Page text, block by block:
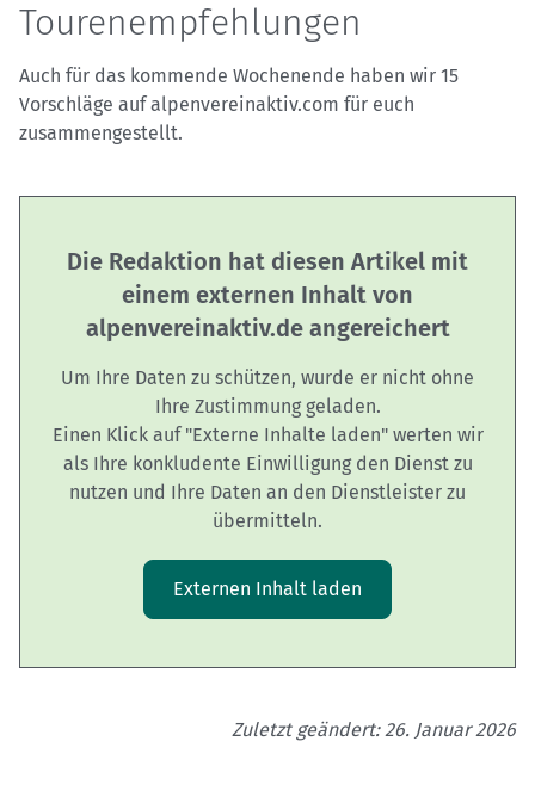
Tourenempfehlungen
Auch für das kommende Wochenende haben wir 15
Vorschläge auf alpenvereinaktiv.com für euch
zusammengestellt.
Die Redaktion hat diesen Artikel mit
einem externen Inhalt von
alpenvereinaktiv.de angereichert
Um Ihre Daten zu schützen, wurde er nicht ohne
Ihre Zustimmung geladen.
Einen Klick auf "Externe Inhalte laden" werten wir
als Ihre konkludente Einwilligung den Dienst zu
nutzen und Ihre Daten an den Dienstleister zu
übermitteln.
Externen Inhalt laden
Zuletzt geändert: 26. Januar 2026